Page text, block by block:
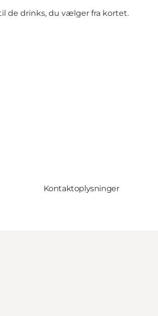
de drinks, du vælger fra kortet.
Kontaktoplysninger